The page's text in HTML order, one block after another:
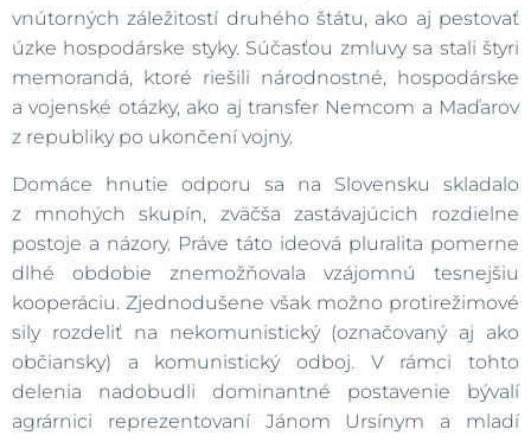
vnútorných záležitostí druhého štátu, ako aj pestovať
úzke hospodárske styky. Súčasťou zmluvy sa stali štyri
memorandá, ktoré riešili národnostné, hospodárske
a vojenské otázky, ako aj transfer Nemcom a Maďarov
z republiky po ukončení vojny.
Domáce hnutie odporu sa na Slovensku skladalo
z mnohých skupín, zväčša zastávajúcich rozdielne
postoje a názory. Práve táto ideová pluralita pomerne
dlhé obdobie znemožňovala vzájomnú tesnejšiu
kooperáciu. Zjednodušene však možno protirežimové
sily rozdeliť na nekomunistický (označovaný aj ako
občiansky) a komunistický odboj. V rámci tohto
delenia nadobudli dominantné postavenie bývalí
agrárnici reprezentovaní Jánom Ursínym a mladí